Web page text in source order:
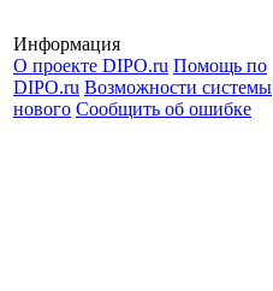
Информация
О проекте DIPO.ru Помощь по
DIPO.ru Возможности системы
нового Сообщить об ошибке